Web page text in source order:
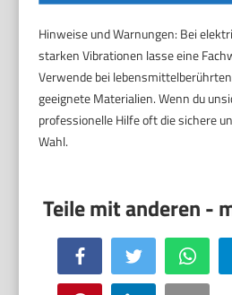
Hinweise und Warnungen: Bei
starken Vibrationen lasse eine
Verwende bei
geeignete Materialien. Wenn du
professionelle Hilfe oft die sichere
Wahl.
Facebook Twitter